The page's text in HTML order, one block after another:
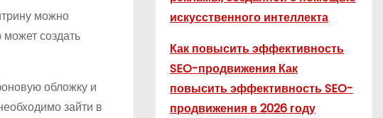
можно
создать
обложку и
зайти в
искусственного интеллекта
Как повысить эффективность
SEO-продвижения Как
повысить эффективность SEO-
продвижения в 2026 году